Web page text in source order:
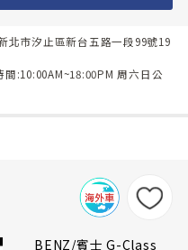
北市汐止區新台五路一段99號19
間:10:00AM~18:00PM 周六日公
BENZ/賓士 G-Class